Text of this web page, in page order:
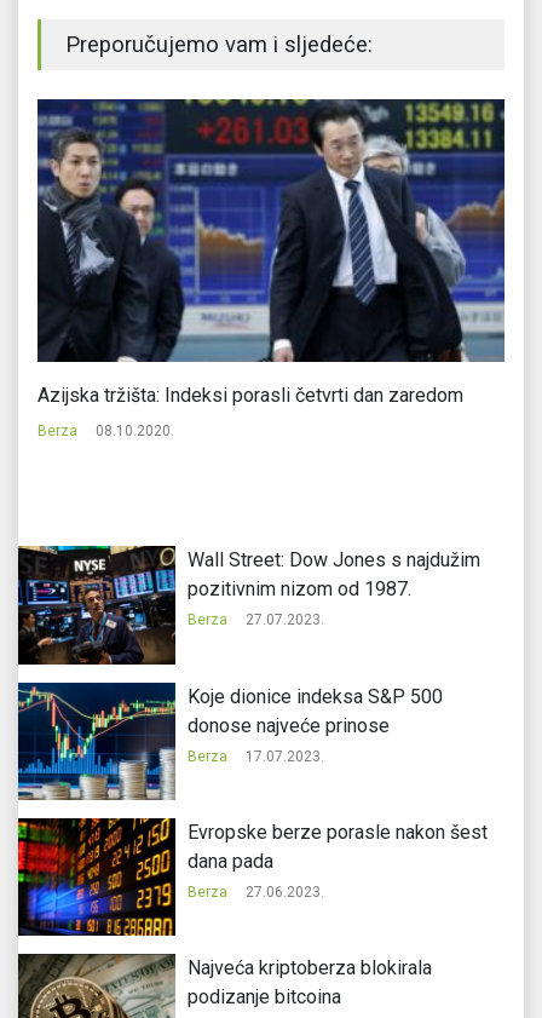
Preporučujemo vam i sljedeće:
Azijska tržišta: Indeksi porasli četvrti dan zaredom
Berza 08.10.2020.
Wall Street: Dow Jones s najdužim
pozitivnim nizom od 1987.
Berza 27.07.2023.
Koje dionice indeksa S&P 500
donose najveće prinose
Berza 17.07.2023.
Evropske berze porasle nakon šest
dana pada
Berza 27.06.2023.
Najveća kriptoberza blokirala
podizanje bitcoina